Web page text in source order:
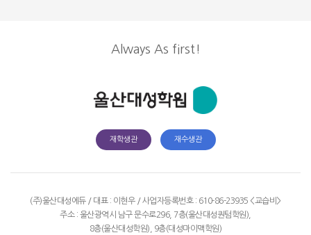
Always As first!
재학생관 재수생관
(주)울산대성에듀 / 대표 : 이현우 / 사업자등록번호 : 610-86-23935 <교습비>
주소 : 울산광역시 남구 문수로296, 7층(울산대성퀀텀학원),
8층(울산대성학원), 9층(대성마이맥학원)